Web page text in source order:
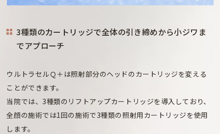
3種類のカートリッジで全体の引き締めから小ジワま
でアプローチ
ウルトラセルＱ＋は照射部分のヘッドのカートリッジを変える
ことができます。
当院では、3種類のリフトアップカートリッジを導入しており、
全顔の施術では1回の施術で3種類の照射用カートリッジを使用
します。